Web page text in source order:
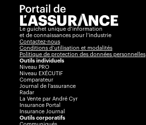
Le guichet unique d’information
et de connaissances pour l’industrie
Contactez-nous
Conditions d’utilisation et modalités
Politique de protection des données personnelles
Outils individuels
Niveau PRO
Niveau EXÉCUTIF
Comparateur
Journal de l’assurance
Radar
La Vente par André Cyr
Insurance Portal
Insurance Journal
Outils corporatifs